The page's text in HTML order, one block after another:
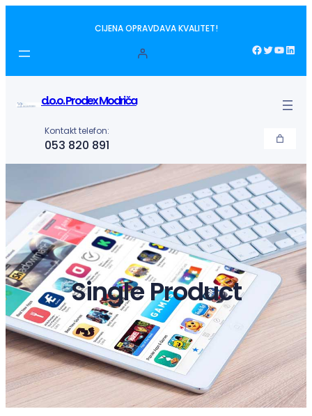
sadržaj
CIJENA OPRAVDAVA KVALITET!
Facebook Twitter YouTube LinkedIn
d.o.o. Prodex Modriča
Kontakt telefon:
053 820 891
Single Product